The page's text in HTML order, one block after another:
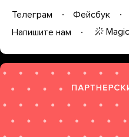
Телеграм Фейсбук
Напишите нам